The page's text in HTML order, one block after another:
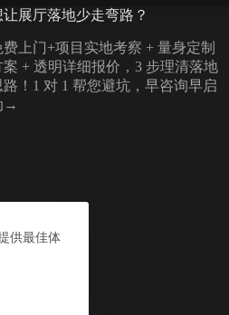
供最佳体
让展厅落地少走弯路？
费上门+项目实地考察 + 量身定制
案 + 透明详细报价，3 步理清落地
路！1 对 1 帮您避坑，早咨询早启
→